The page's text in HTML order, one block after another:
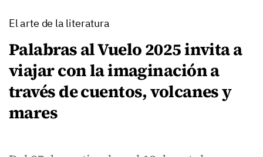
El arte de la literatura
Palabras al Vuelo 2025 invita a
viajar con la imaginación a
través de cuentos, volcanes y
mares